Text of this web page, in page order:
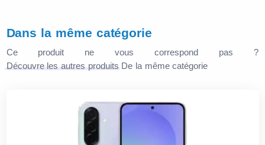
Dans la même catégorie
Ce produit ne vous correspond pas ?
Découvre les autres produits De la même catégorie